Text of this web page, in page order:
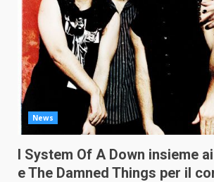
News
I System Of A Down insieme
e The Damned Things per il